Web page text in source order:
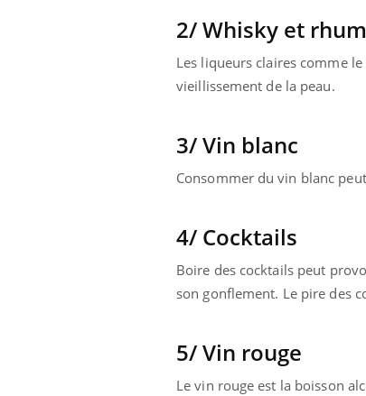
2/ Whisky et rhum
Les liqueurs claires comme
vieillissement de la peau.
3/ Vin blanc
Consommer du vin blanc
4/ Cocktails
Boire des cocktails peut
son gonflement. Le pire des
5/ Vin rouge
Le vin rouge est la boisson